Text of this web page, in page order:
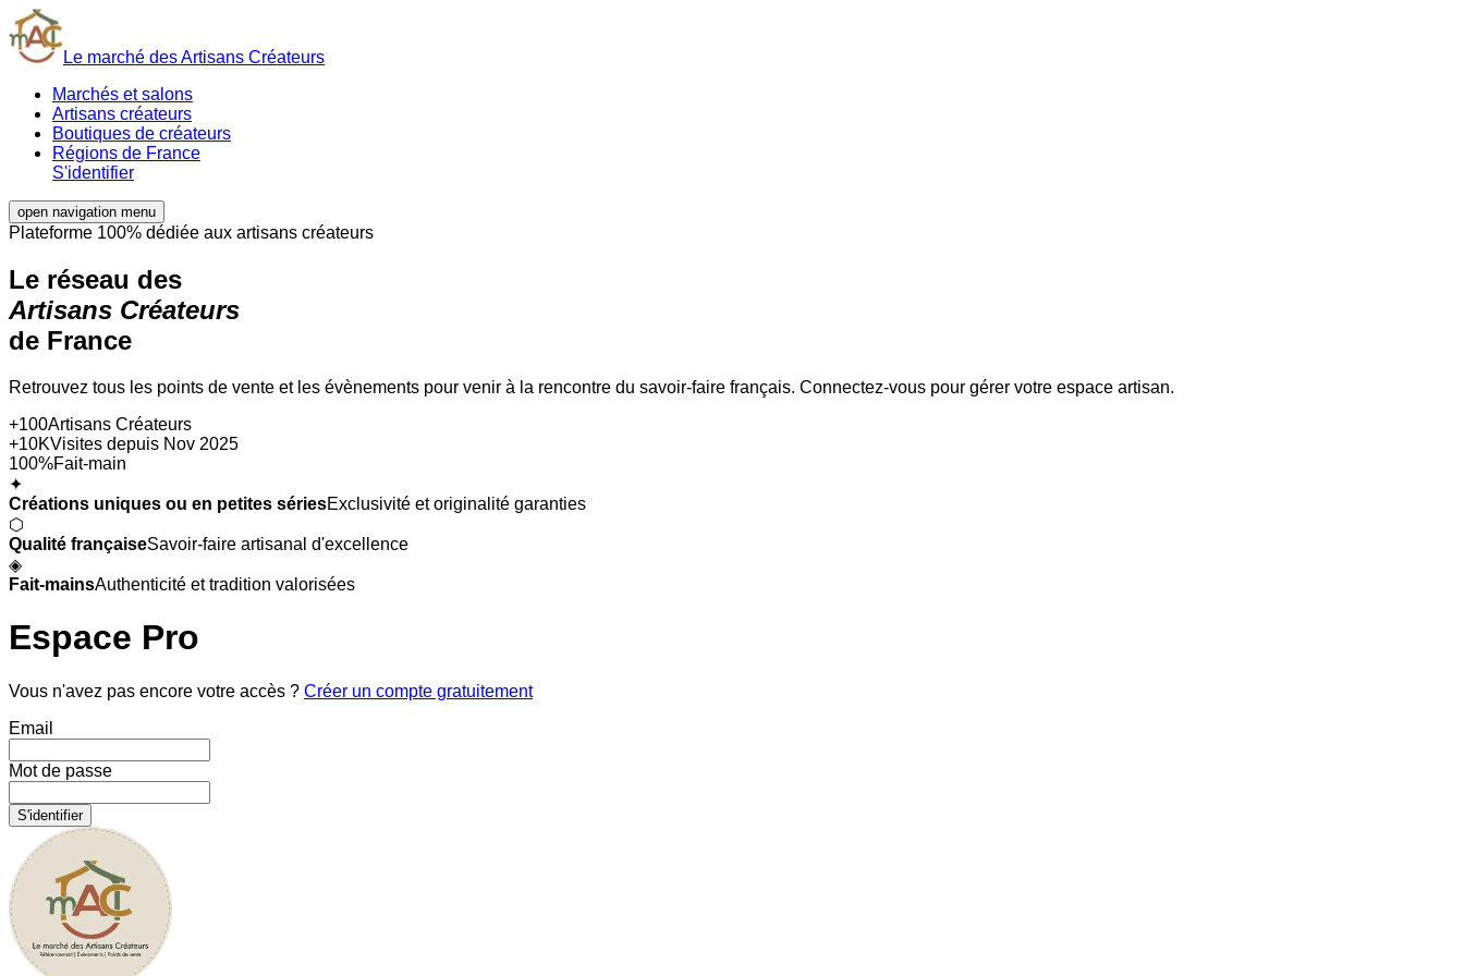
Le marché des Artisans Créateurs
Marchés et salons
Artisans créateurs
Boutiques de créateurs
Régions de France
S'identifier
open navigation menu
Plateforme 100% dédiée aux artisans créateurs
Le réseau des
Artisans Créateurs
de France
Retrouvez tous les points de vente et les évènements pour venir à la rencontre du savoir-faire français. Connectez-vous pour gérer votre espace artisan.
+100Artisans Créateurs
+10KVisites depuis Nov 2025
100%Fait-main
✦
Créations uniques ou en petites sériesExclusivité et originalité garanties
⬡
Qualité françaiseSavoir-faire artisanal d'excellence
◈
Fait-mainsAuthenticité et tradition valorisées
Espace Pro
Vous n'avez pas encore votre accès ? Créer un compte gratuitement
Email
Mot de passe
S'identifier